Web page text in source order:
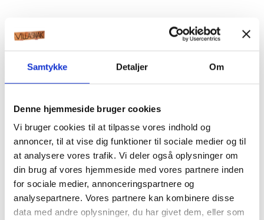
Samtykke Detaljer Om
Denne hjemmeside bruger cookies
Vi bruger cookies til at tilpasse vores indhold og
annoncer, til at vise dig funktioner til sociale medier og til
at analysere vores trafik. Vi deler også oplysninger om
din brug af vores hjemmeside med vores partnere inden
for sociale medier, annonceringspartnere og
analysepartnere. Vores partnere kan kombinere disse
data med andre oplysninger, du har givet dem, eller som